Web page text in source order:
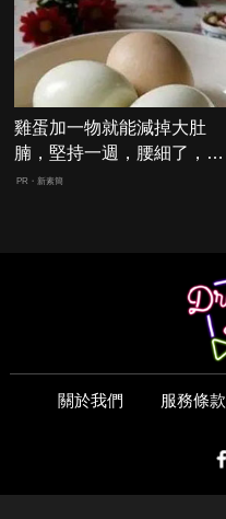
雞蛋加一物就能減掉大肚
腩，堅持一週，腰細了，瘦
到你懷疑人生！
PR・新素簡
關於我們 服務條款